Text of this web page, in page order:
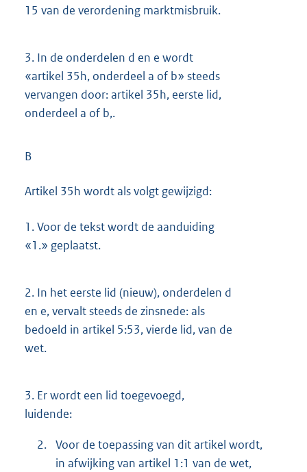
15 van de verordening marktmisbruik.
3. In de onderdelen d en e wordt
«artikel 35h, onderdeel a of b» steeds
vervangen door: artikel 35h, eerste lid,
onderdeel a of b,.
B
Artikel 35h wordt als volgt gewijzigd:
1.Voor de tekst wordt de aanduiding
«1.» geplaatst.
2. In het eerste lid (nieuw), onderdelen d
en e, vervalt steeds de zinsnede: als
bedoeld in artikel 5:53, vierde lid, van de
wet.
3. Er wordt een lid toegevoegd,
luidende:
2. Voor de toepassing van dit artikel wordt,
in afwijking van artikel 1:1 van de wet,